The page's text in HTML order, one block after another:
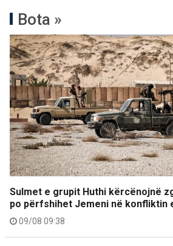
Bota »
Sulmet e grupit Huthi kërcënojnë
po përfshihet Jemeni në konfliktin
09/08 09:38